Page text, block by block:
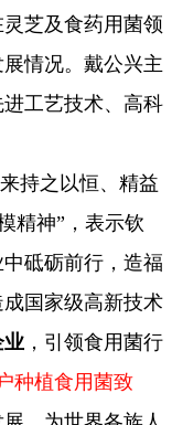
芝及食药用菌领
情况。戴公兴主
工艺技术、高科
持之以恒、精益
精神”，表示钦
砥砺前行，造福
国家级高新技术
业 ，引领食用菌行
种植食用菌致